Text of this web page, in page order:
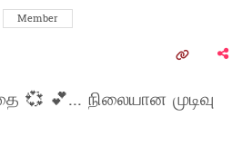
Member
💕... நிலையான முடிவு